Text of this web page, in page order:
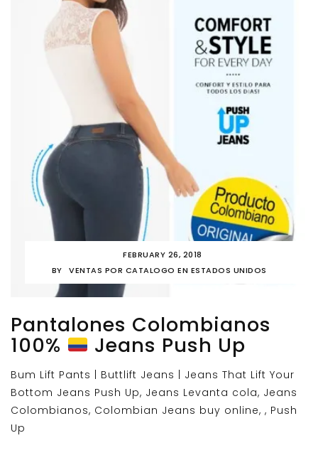
FEBRUARY 26, 2018
BY
VENTAS POR CATALOGO EN ESTADOS UNIDOS
Pantalones Colombianos
100% Jeans Push Up
Bum Lift Pants | Buttlift Jeans | Jeans That Lift Your
Bottom Jeans Push Up, Jeans Levanta cola, Jeans
Colombianos, Colombian Jeans buy online, , Push
Up